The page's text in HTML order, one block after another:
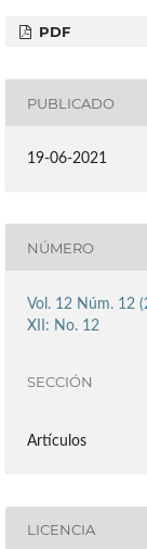
PDF
PUBLICADO
19-06-2021
NÚMERO
Vol. 12 Núm. 12
XII: No. 12
SECCIÓN
Artículos
LICENCIA